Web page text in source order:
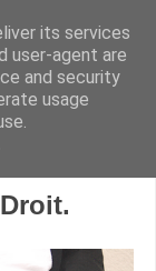
its services
user-agent are
and security
usage